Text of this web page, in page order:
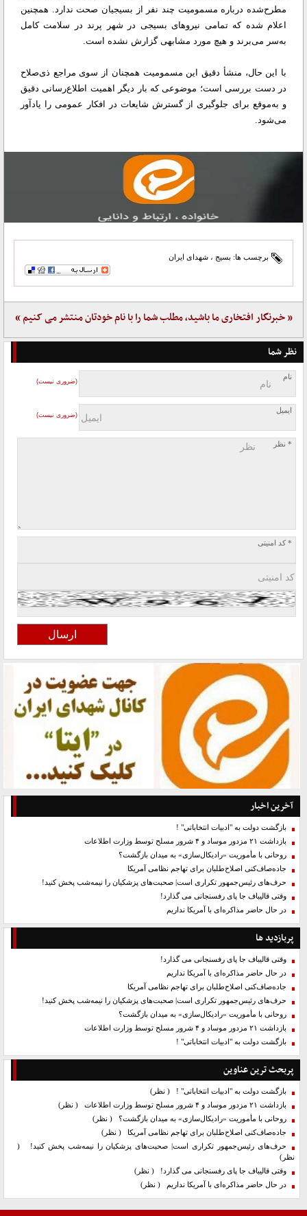
مطرح‌شده درباره مسمومیت چند نفر از بسیجیان صحت ندارد. همچنین
اعلام شده که تمامی نیروهای بسیجی در شهر پرند در سلامت کامل
به‌سر می‌برند و هیچ مورد مشابهی گزارش نشده است.
با این حال، منشأ دقیق این مسمومیت همچنان از سوی مراجع ذی‌صلاح
در دست بررسی است؛ موضوعی که بار دیگر اهمیت اطلاع‌رسانی دقیق
و به‌موقع برای جلوگیری از گسترش شایعات در افکار عمومی را یادآور
می‌شود.
برچسب ها: بسیج ، شهدای ایران
« خبرنگار افتخاری ما باشید، مطلب شما را با نام خودتان منتشر می کنیم »
نظر شما
نام
(ضروری نیست)
ایمیل
(ضروری نیست)
* نظر
* کد امنیتی
آخرین اخبار
بازگشت دولت به "ادبیات انتخاباتی" !
بازداشت ۲۱ مزدور موساد و ۴ شرور مسلح توسط وزارت اطلاعات
روحانی با مأموریت «رادیکال‌سازی» به میدان بازگشت؟
جاده‌صاف‌کنی اصلاح‌طلبان برای تهاجم نظامی آمریکا
حرف‌های رئیس‌جمهور تکراری است| صحبت‌های پزشکیان را نیمه‌شب پخش کنید!
وقتی قالیباف جا پای رفسنجانی می گذارد!
در حال حاضر مذاکره‌ای با آمریکا نداریم
پربازدید ها
وقتی قالیباف جا پای رفسنجانی می گذارد!
در حال حاضر مذاکره‌ای با آمریکا نداریم
جاده‌صاف‌کنی اصلاح‌طلبان برای تهاجم نظامی آمریکا
حرف‌های رئیس‌جمهور تکراری است| صحبت‌های پزشکیان را نیمه‌شب پخش کنید!
روحانی با مأموریت «رادیکال‌سازی» به میدان بازگشت؟
بازداشت ۲۱ مزدور موساد و ۴ شرور مسلح توسط وزارت اطلاعات
بازگشت دولت به "ادبیات انتخاباتی" !
پربحث ترین عناوین
بازگشت دولت به "ادبیات انتخاباتی" ! ( نظر)
بازداشت ۲۱ مزدور موساد و ۴ شرور مسلح توسط وزارت اطلاعات
( نظر)
روحانی با مأموریت «رادیکال‌سازی» به میدان بازگشت؟ ( نظر)
جاده‌صاف‌کنی اصلاح‌طلبان برای تهاجم نظامی آمریکا ( نظر)
حرف‌های رئیس‌جمهور تکراری است| صحبت‌های پزشکیان را نیمه‌شب پخش کنید!
(
نظر)
وقتی قالیباف جا پای رفسنجانی می گذارد! ( نظر)
در حال حاضر مذاکره‌ای با آمریکا نداریم ( نظر)